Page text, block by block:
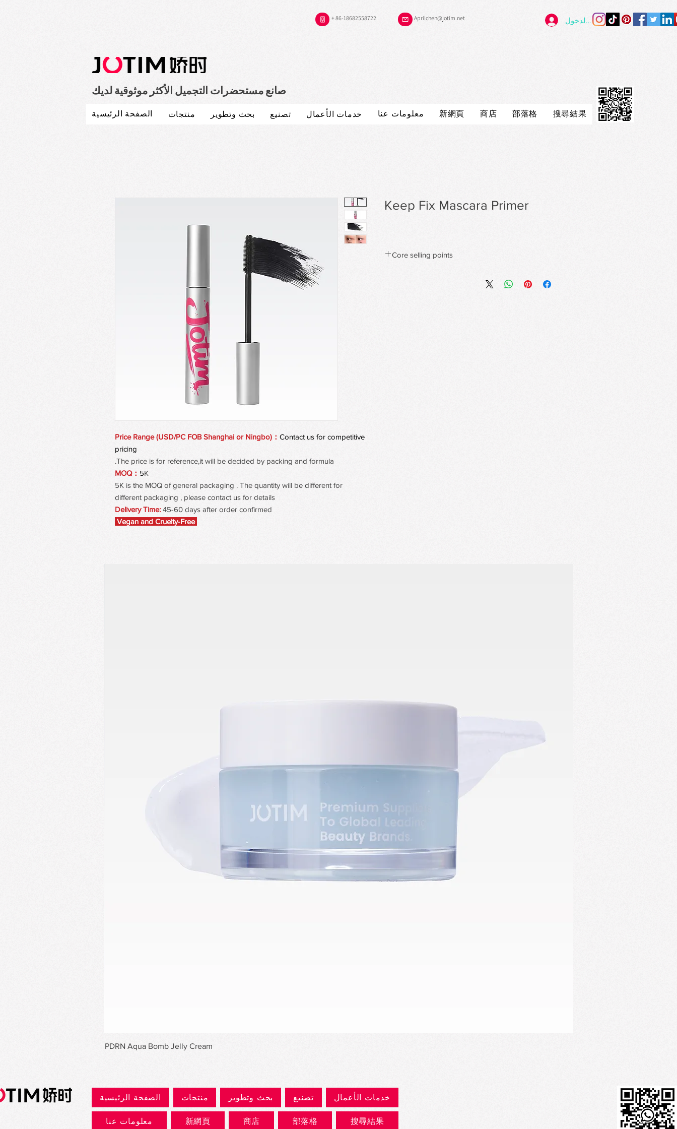
+ 86-18682558722 تسجيل الدخول Aprilchen@jotim.net
صانع مستحضرات التجميل الأكثر موثوقية لديك
الصفحة الرئيسية منتجات بحث وتطوير تصنيع خدمات الأعمال معلومات عنا 新網頁 商店 部落格 搜尋結果
Price Range (USD/PC FOB Shanghai or Ningbo)： Contact us for competitive
pricing
The price is for reference,it will be decided by packing and formula.
MOQ： 5K
5K is the MOQ of general packaging . The quantity will be different for
different packaging , please contact us for details
Delivery Time:45-60 days after order confirmed
Vegan and Cruelty-Free
Keep Fix Mascara Primer
Core selling points
Specially film formers and waxes create a long-lasting,
PDRN Aqua Bomb Jelly Cream
الصفحة الرئيسية منتجات بحث وتطوير تصنيع خدمات الأعمال
معلومات عنا 新網頁 商店 部落格 搜尋結果